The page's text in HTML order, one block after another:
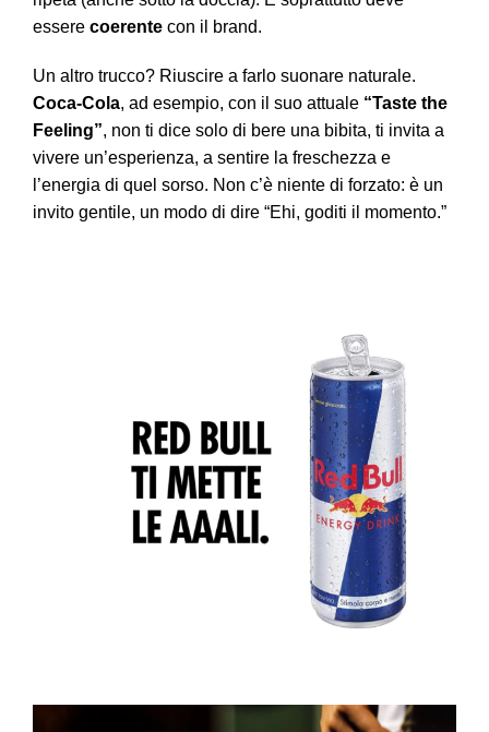
essere coerente con il brand.
Un altro trucco? Riuscire a farlo suonare naturale.
Coca-Cola, ad esempio, con il suo attuale “Taste the
Feeling”, non ti dice solo di bere una bibita, ti invita a
vivere un’esperienza, a sentire la freschezza e
l’energia di quel sorso. Non c’è niente di forzato: è un
invito gentile, un modo di dire “Ehi, goditi il momento.”